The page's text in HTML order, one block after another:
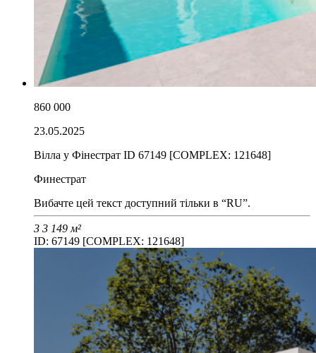
860 000
23.05.2025
Вілла у Фінестрат ID 67149 [COMPLEX: 121648]
Финестрат
Вибачте цей текст доступний тільки в “RU”.
3 3 149 м²
ID: 67149 [COMPLEX: 121648]